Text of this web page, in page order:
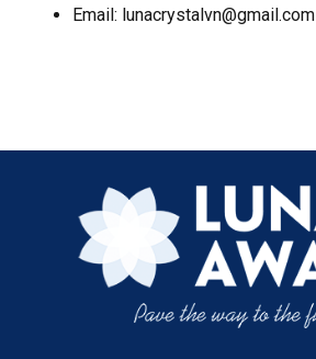
Email: lunacrystalvn@gmail.com